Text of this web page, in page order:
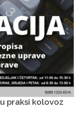
praksi kolovoz